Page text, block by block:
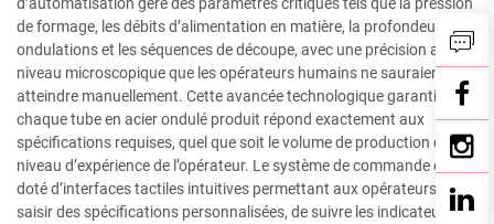
de formage, les débits d’alimentation en matière, la profondeur des
ondulations et les séquences de découpe, avec une précision au
niveau microscopique que les opérateurs humains ne sauraient
atteindre manuellement. Cette avancée technologique garantit que
chaque tube en acier ondulé produit répond exactement aux
spécifications requises, quel que soit le volume de production ou le
niveau d’expérience de l’opérateur. Le système de commande est
doté d’interfaces tactiles intuitives permettant aux opérateurs de
saisir des spécifications personnalisées, de suivre les indicateurs de